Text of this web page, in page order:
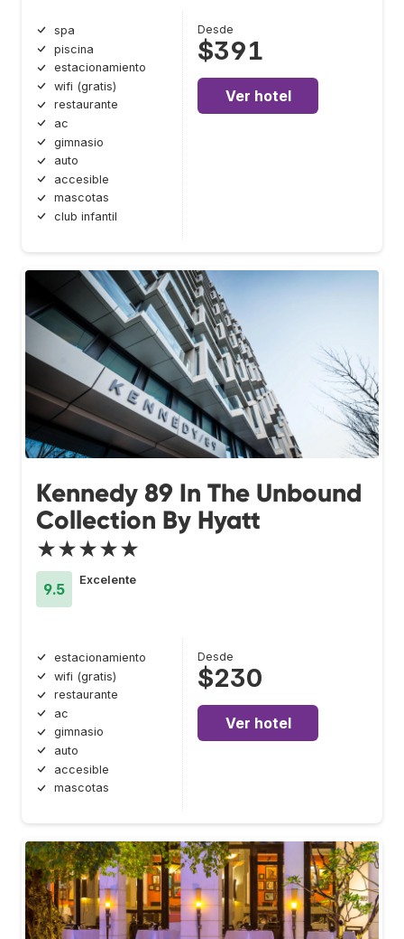
spa
piscina
estacionamiento
wifi (gratis)
restaurante
ac
gimnasio
auto
accesible
mascotas
club infantil
Desde
$391
Ver hotel
Kennedy 89 In The Unbound
Collection By Hyatt
★★★★★
9.5
Excelente
estacionamiento
wifi (gratis)
restaurante
ac
gimnasio
auto
accesible
mascotas
Desde
$230
Ver hotel